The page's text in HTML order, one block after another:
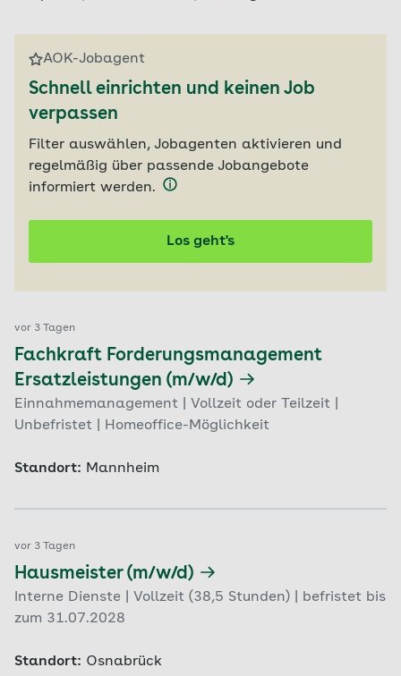
AOK-Jobagent
Schnell einrichten und keinen Job
verpassen
Filter auswählen, Jobagenten aktivieren und
regelmäßig über passende Jobangebote
informiert werden.
Los geht's
vor 3 Tagen
Fachkraft Forderungsmanagement
Ersatzleistungen (m/w/d)
Einnahmemanagement | Vollzeit oder Teilzeit |
Unbefristet | Homeoffice-Möglichkeit
Standort: Mannheim
vor 3 Tagen
Hausmeister (m/w/d)
Interne Dienste | Vollzeit (38,5 Stunden) | befristet bis
zum 31.07.2028
Standort: Osnabrück